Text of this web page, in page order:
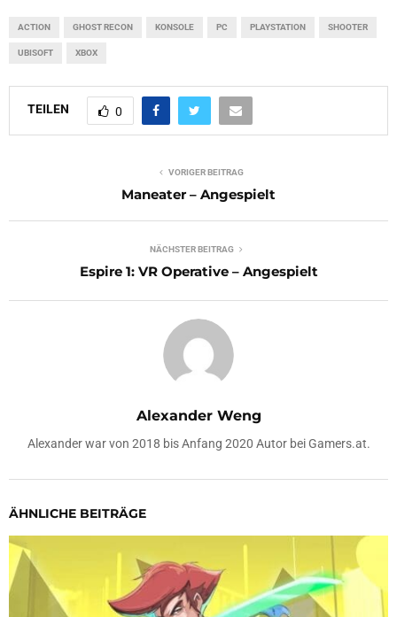
ACTION GHOST RECON KONSOLE PC PLAYSTATION SHOOTER
UBISOFT XBOX
TEILEN 0
VORIGER BEITRAG
Maneater – Angespielt
NÄCHSTER BEITRAG
Espire 1: VR Operative – Angespielt
Alexander Weng
Alexander war von 2018 bis Anfang 2020 Autor bei Gamers.at.
ÄHNLICHE BEITRÄGE